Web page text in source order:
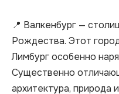
📍 Валкенбург —
Рождества. Этот
Лимбург особенно
Существенно
архитектура, природа